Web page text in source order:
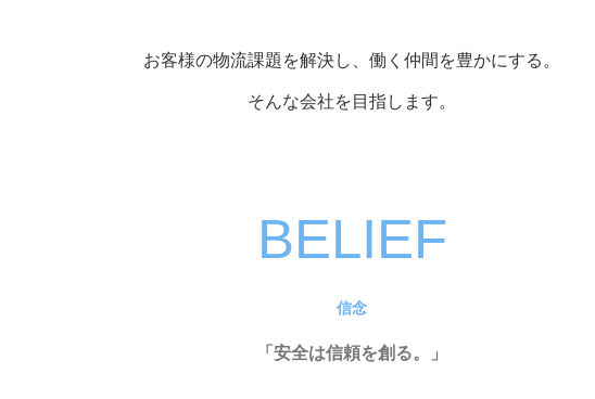
お客様の物流課題を解決し、 働く仲間を豊かにする。
そんな会社を目指します。
BELIEF
信念
「安全は信頼を創る。」